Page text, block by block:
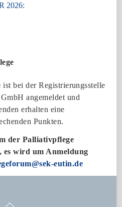
2026:
ist bei der Registrierungsstelle
angemeldet und
erhalten eine
Punkten.
der Palliativpflege
es wird um Anmeldung
eutin.de
Back